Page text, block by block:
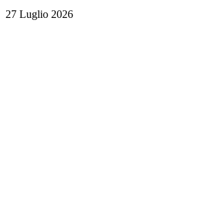
27 Luglio 2026